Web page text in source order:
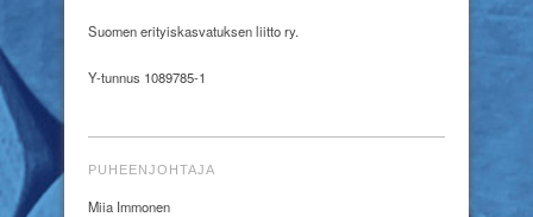
Suomen erityiskasvatuksen liitto ry.
Y-tunnus 1089785-1
PUHEENJOHTAJA
Miia Immonen